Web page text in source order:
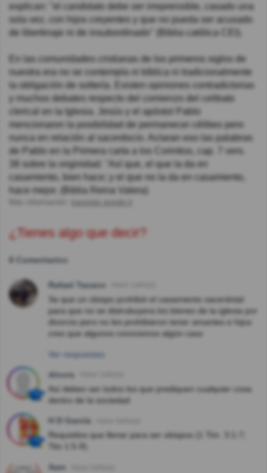
explican: "el candidato debe ser irreprensible, casado una
sola vez, con hijos creyentes y que no pueda ser acusado
de libertinaje ni de insubordinado" (Biblia católica CEI).
En las comunidades cristianas de los primeros siglos de
nuestra era no se contempla ni bíblica ni tradicionalmente
la obligación de soltería. Existen opiniones contradictorias
y muchos debates respecto del comienzo del celibato
clerical en la Iglesia. Jesús y el apóstol Pablo
mencionaron la posibilidad de permanecer célibes pero
nunca en relación al sacerdocio. Aclaran eso las palabras
de Pablo en la Primera carta a los Corintios, cap. 7 vers.
38 sobre la virginidad: "Así que, el que la da en
casamiento, bien hace; y el que no la da en casamiento,
hace mejor. (Biblia Reina Valera)
¿Tienes algo que decir?
8 Comentarios
Rafael Tacano
Se que un obispo prohibió el casamiento sacerdotal
para que no se distrubuyera los bienes de la iglesia por
divorcio pero no les prohibieron tener amantes e hijos
creo que algunos conocemos algún caso
Ver respuestas
dinora
Así deben ser todos los que prediquen cualquier cosa
dentro de la sociedad
H D García
Requisitos que llenar para ser obispos (1 Tim. 3:1-7;
Tito 1:5-9).
Xam